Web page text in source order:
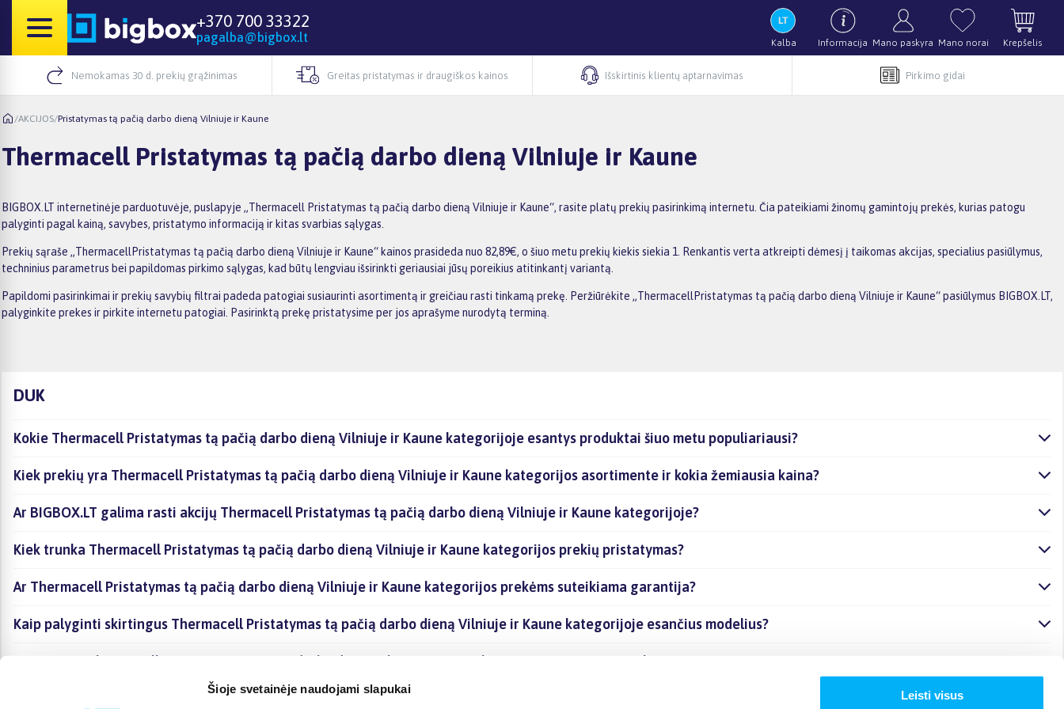
Šioje svetainėje naudojami slapukai
Leisti visus
+370 700 33322
pagalba@bigbox.lt Kalba Informacija Mano paskyra Mano norai Krepšelis
Nemokamas 30 d. prekių grąžinimas Greitas pristatymas ir draugiškos kainos Išskirtinis klientų aptarnavimas Pirkimo gidai
/AKCIJOS/Pristatymas tą pačią darbo dieną Vilniuje ir Kaune
Thermacell Pristatymas tą pačią darbo dieną Vilniuje ir Kaune
BIGBOX.LT internetinėje parduotuvėje, puslapyje „Thermacell Pristatymas tą pačią darbo dieną Vilniuje ir Kaune“, rasite platų prekių pasirinkimą internetu. Čia pateikiami žinomų gamintojų prekės, kurias patogu
palyginti pagal kainą, savybes, pristatymo informaciją ir kitas svarbias sąlygas.
Prekių sąraše „ThermacellPristatymas tą pačią darbo dieną Vilniuje ir Kaune“ kainos prasideda nuo 82,89€, o šiuo metu prekių kiekis siekia 1. Renkantis verta atkreipti dėmesį į taikomas akcijas, specialius pasiūlymus,
techninius parametrus bei papildomas pirkimo sąlygas, kad būtų lengviau išsirinkti geriausiai jūsų poreikius atitinkantį variantą.
Papildomi pasirinkimai ir prekių savybių filtrai padeda patogiai susiaurinti asortimentą ir greičiau rasti tinkamą prekę. Peržiūrėkite „ThermacellPristatymas tą pačią darbo dieną Vilniuje ir Kaune“ pasiūlymus BIGBOX.LT,
palyginkite prekes ir pirkite internetu patogiai. Pasirinktą prekę pristatysime per jos aprašyme nurodytą terminą.
DUK
Kokie Thermacell Pristatymas tą pačią darbo dieną Vilniuje ir Kaune kategorijoje esantys produktai šiuo metu populiariausi?
Kiek prekių yra Thermacell Pristatymas tą pačią darbo dieną Vilniuje ir Kaune kategorijos asortimente ir kokia žemiausia kaina?
Ar BIGBOX.LT galima rasti akcijų Thermacell Pristatymas tą pačią darbo dieną Vilniuje ir Kaune kategorijoje?
Kiek trunka Thermacell Pristatymas tą pačią darbo dieną Vilniuje ir Kaune kategorijos prekių pristatymas?
Ar Thermacell Pristatymas tą pačią darbo dieną Vilniuje ir Kaune kategorijos prekėms suteikiama garantija?
Kaip palyginti skirtingus Thermacell Pristatymas tą pačią darbo dieną Vilniuje ir Kaune kategorijoje esančius modelius?
Kaip įsigyti Thermacell Pristatymas tą pačią darbo dieną Vilniuje ir Kaune kategorijoje esančias prekes internetu?